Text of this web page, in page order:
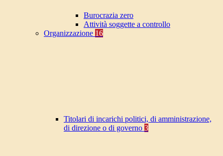
Burocrazia zero
Attività soggette a controllo
Organizzazione 16
Titolari di incarichi politici, di amministrazione,
di direzione o di governo 3